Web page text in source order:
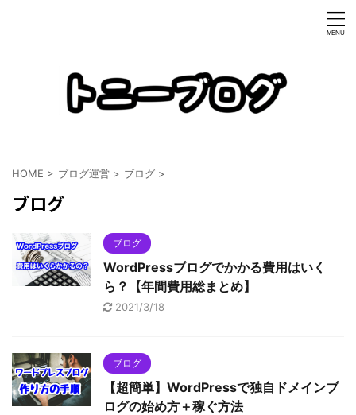
HOME > ブログ運営 > ブログ >
ブログ
ブログ
WordPressブログでかかる費用はいく
ら？【年間費用総まとめ】
2021/3/18
ブログ
【超簡単】WordPressで独自ドメインブ
ログの始め方＋稼ぐ方法